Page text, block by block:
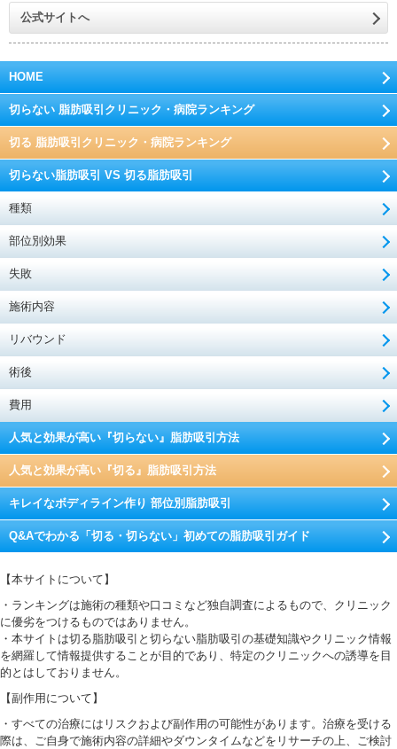
公式サイトへ
HOME
切らない 脂肪吸引クリニック・病院ランキング
切る 脂肪吸引クリニック・病院ランキング
切らない脂肪吸引 VS 切る脂肪吸引
種類
部位別効果
失敗
施術内容
リバウンド
術後
費用
人気と効果が高い『切らない』脂肪吸引方法
人気と効果が高い『切る』脂肪吸引方法
キレイなボディライン作り 部位別脂肪吸引
Q&Aでわかる「切る・切らない」初めての脂肪吸引ガイド
【本サイトについて】
・ランキングは施術の種類や口コミなど独自調査によるもので、クリニック
に優劣をつけるものではありません。
・本サイトは切る脂肪吸引と切らない脂肪吸引の基礎知識やクリニック情報
を網羅して情報提供することが目的であり、特定のクリニックへの誘導を目
的とはしておりません。
【副作用について】
・すべての治療にはリスクおよび副作用の可能性があります。治療を受ける
際は、ご自身で施術内容の詳細やダウンタイムなどをリサーチの上、ご検討